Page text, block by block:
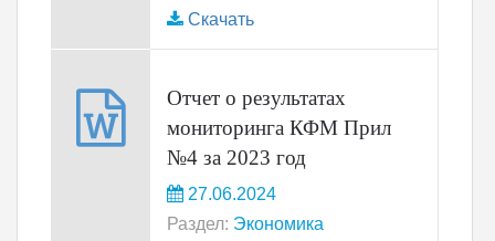
Скачать
Отчет о результатах
мониторинга КФМ Прил
№4 за 2023 год
27.06.2024
Раздел: Экономика